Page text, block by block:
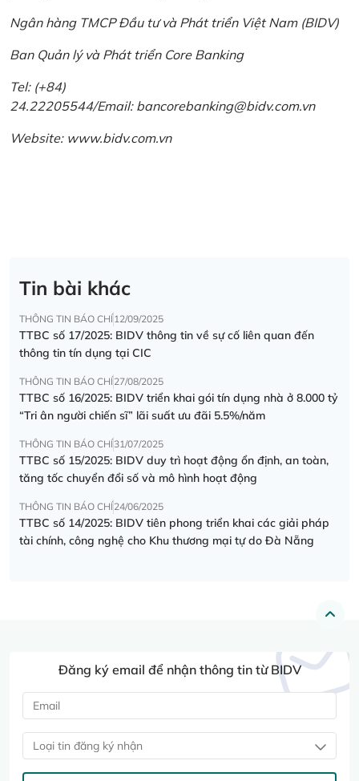
Ngân hàng TMCP Đầu tư và Phát triển Việt Nam (BIDV)
Ban Quản lý và Phát triển Core Banking
Tel: (+84)
24.22205544/Email: bancorebanking@bidv.com.vn
Website: www.bidv.com.vn
Tin bài khác
THÔNG TIN BÁO CHÍ12/09/2025
TTBC số 17/2025: BIDV thông tin về sự cố liên quan đến
thông tin tín dụng tại CIC
THÔNG TIN BÁO CHÍ27/08/2025
TTBC số 16/2025: BIDV triển khai gói tín dụng nhà ở 8.000 tỷ
“Tri ân người chiến sĩ” lãi suất ưu đãi 5.5%/năm
THÔNG TIN BÁO CHÍ31/07/2025
TTBC số 15/2025: BIDV duy trì hoạt động ổn định, an toàn,
tăng tốc chuyển đổi số và mô hình hoạt động
THÔNG TIN BÁO CHÍ24/06/2025
TTBC số 14/2025: BIDV tiên phong triển khai các giải pháp
tài chính, công nghệ cho Khu thương mại tự do Đà Nẵng
Đăng ký email để nhận thông tin từ BIDV
Loại tin đăng ký nhận